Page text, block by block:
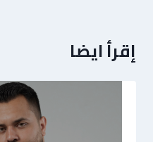
إقرأ ايضا